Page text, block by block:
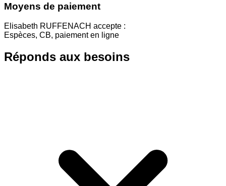
Moyens de paiement
Elisabeth RUFFENACH accepte :
Espèces, CB, paiement en ligne
Réponds aux besoins